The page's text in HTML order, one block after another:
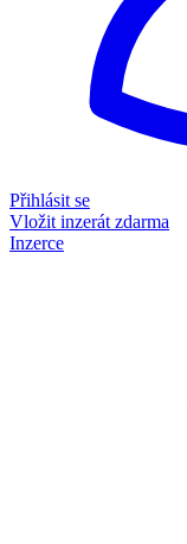
Přihlásit se
Vložit inzerát zdarma
Inzerce